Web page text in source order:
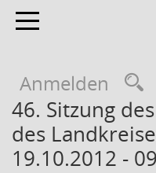
Toggle navigation
Anmelden
46. Sitzung
des
19.10.2012 -